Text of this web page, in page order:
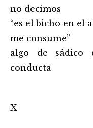
no decimos
“es el bicho en el
me consume”
algo de sádico
conducta
X